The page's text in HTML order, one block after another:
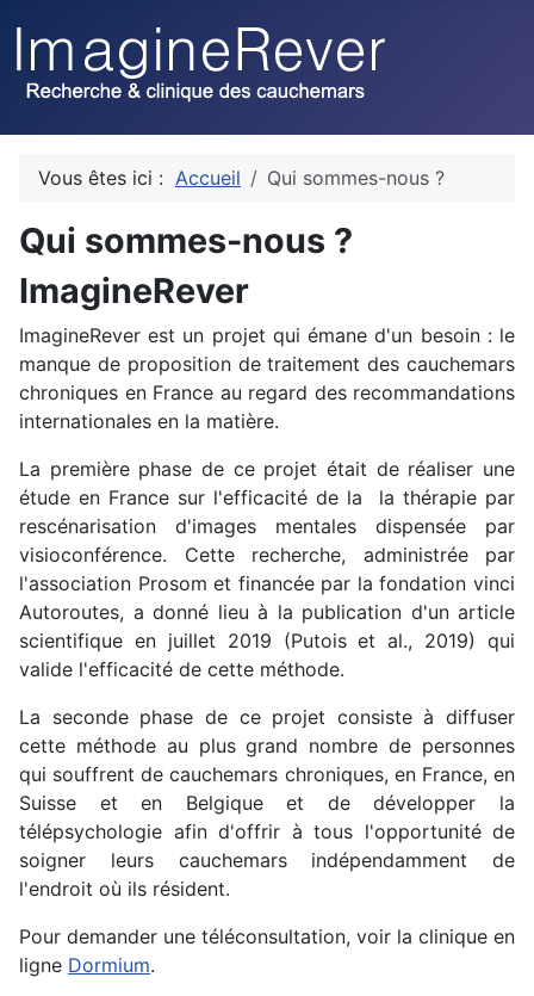
Vous êtes ici : Accueil Qui sommes-nous ?
Qui sommes-nous ?
ImagineRever
ImagineRever est un projet qui émane d'un besoin : le
manque de proposition de traitement des cauchemars
chroniques en France au regard des recommandations
internationales en la matière.
La première phase de ce projet était de réaliser une
étude en France sur l'efficacité de la la thérapie par
rescénarisation d'images mentales dispensée par
visioconférence. Cette recherche, administrée par
l'association Prosom et financée par la fondation vinci
Autoroutes, a donné lieu à la publication d'un article
scientifique en juillet 2019 (Putois et al., 2019) qui
valide l'efficacité de cette méthode.
La seconde phase de ce projet consiste à diffuser
cette méthode au plus grand nombre de personnes
qui souffrent de cauchemars chroniques, en France, en
Suisse et en Belgique et de développer la
télépsychologie afin d'offrir à tous l'opportunité de
soigner leurs cauchemars indépendamment de
l'endroit où ils résident.
Pour demander une téléconsultation, voir la clinique en
ligne Dormium.